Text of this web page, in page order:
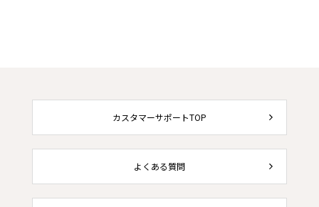
カスタマーサポートTOP
よくある質問